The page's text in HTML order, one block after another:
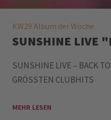
KW29 Album der Woche
SUNSHINE LIVE
SUNSHINE LIVE – BACK
GRÖSSTEN CLUBHITS
MEHR LESEN